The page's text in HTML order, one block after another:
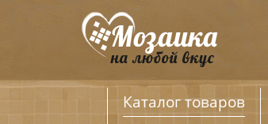
Каталог товаров